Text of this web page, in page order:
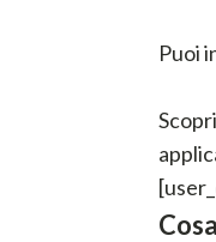
Puoi